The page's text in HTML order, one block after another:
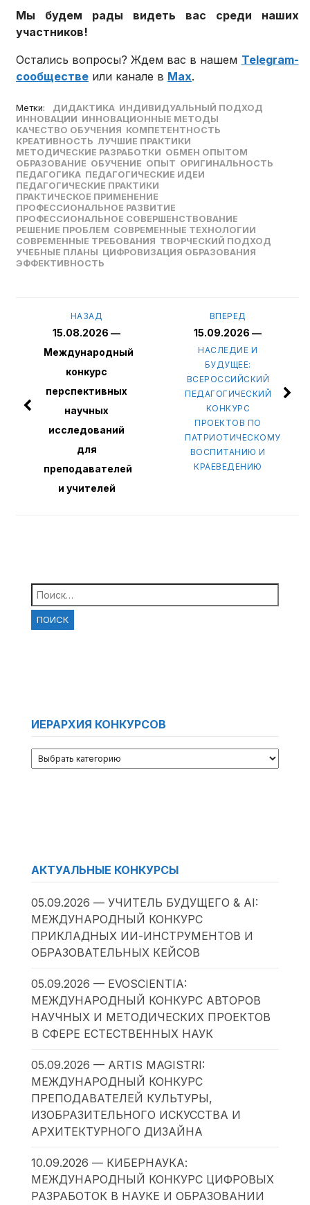
Мы будем рады видеть вас среди наших
участников!
Остались вопросы? Ждем вас в нашем Telegram-
сообществе или канале в Max.
Метки: ДИДАКТИКА ИНДИВИДУАЛЬНЫЙ ПОДХОД
ИННОВАЦИИ ИННОВАЦИОННЫЕ МЕТОДЫ
КАЧЕСТВО ОБУЧЕНИЯ КОМПЕТЕНТНОСТЬ
КРЕАТИВНОСТЬ ЛУЧШИЕ ПРАКТИКИ
МЕТОДИЧЕСКИЕ РАЗРАБОТКИ ОБМЕН ОПЫТОМ
ОБРАЗОВАНИЕ ОБУЧЕНИЕ ОПЫТ ОРИГИНАЛЬНОСТЬ
ПЕДАГОГИКА ПЕДАГОГИЧЕСКИЕ ИДЕИ
ПЕДАГОГИЧЕСКИЕ ПРАКТИКИ
ПРАКТИЧЕСКОЕ ПРИМЕНЕНИЕ
ПРОФЕССИОНАЛЬНОЕ РАЗВИТИЕ
ПРОФЕССИОНАЛЬНОЕ СОВЕРШЕНСТВОВАНИЕ
РЕШЕНИЕ ПРОБЛЕМ СОВРЕМЕННЫЕ ТЕХНОЛОГИИ
СОВРЕМЕННЫЕ ТРЕБОВАНИЯ ТВОРЧЕСКИЙ ПОДХОД
УЧЕБНЫЕ ПЛАНЫ ЦИФРОВИЗАЦИЯ ОБРАЗОВАНИЯ
ЭФФЕКТИВНОСТЬ
ВПЕРЕД
15.09.2026 —
НАСЛЕДИЕ И
БУДУЩЕЕ:
ВСЕРОССИЙСКИЙ
ПЕДАГОГИЧЕСКИЙ
КОНКУРС
ПРОЕКТОВ ПО
ПАТРИОТИЧЕСКОМУ
ВОСПИТАНИЮ И
КРАЕВЕДЕНИЮ
НАЗАД
15.08.2026 —
Международный
конкурс
перспективных
научных
исследований
для
преподавателей
и учителей
Найти:
ИЕРАРХИЯ КОНКУРСОВ
АКТУАЛЬНЫЕ КОНКУРСЫ
05.09.2026 — УЧИТЕЛЬ БУДУЩЕГО & AI:
МЕЖДУНАРОДНЫЙ КОНКУРС
ПРИКЛАДНЫХ ИИ-ИНСТРУМЕНТОВ И
ОБРАЗОВАТЕЛЬНЫХ КЕЙСОВ
05.09.2026 — EVOSCIENTIA:
МЕЖДУНАРОДНЫЙ КОНКУРС АВТОРОВ
НАУЧНЫХ И МЕТОДИЧЕСКИХ ПРОЕКТОВ
В СФЕРЕ ЕСТЕСТВЕННЫХ НАУК
05.09.2026 — ARTIS MAGISTRI:
МЕЖДУНАРОДНЫЙ КОНКУРС
ПРЕПОДАВАТЕЛЕЙ КУЛЬТУРЫ,
ИЗОБРАЗИТЕЛЬНОГО ИСКУССТВА И
АРХИТЕКТУРНОГО ДИЗАЙНА
10.09.2026 — КИБЕРНАУКА:
МЕЖДУНАРОДНЫЙ КОНКУРС ЦИФРОВЫХ
РАЗРАБОТОК В НАУКЕ И ОБРАЗОВАНИИ